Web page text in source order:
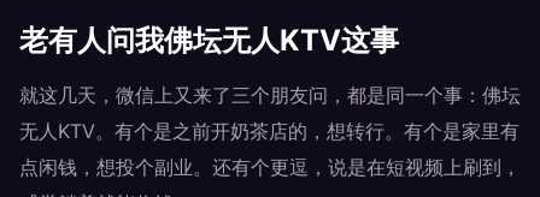
老有人问我佛坛无人KTV这事
就这几天，微信上又来了三个朋友问，都是同一个事：佛坛
无人KTV。有个是之前开奶茶店的，想转行。有个是家里有
点闲钱，想投个副业。还有个更逗，说是在短视频上刷到，